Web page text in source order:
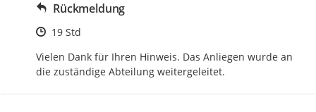
Rückmeldung
Zeitpunkt des Erstellens
19 Std
Vielen Dank für Ihren Hinweis. Das Anliegen wurde an
die zuständige Abteilung weitergeleitet.